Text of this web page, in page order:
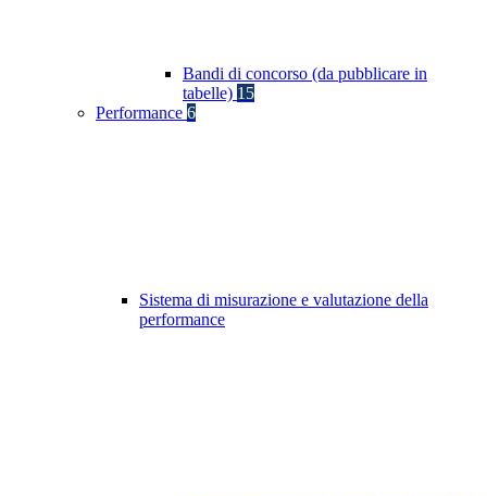
Bandi di concorso (da pubblicare in
tabelle) 15
Performance 6
Sistema di misurazione e valutazione della
performance